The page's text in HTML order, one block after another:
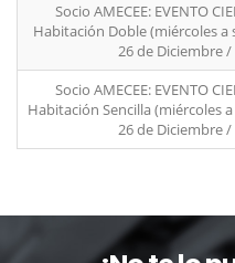
Socio AMECEE: EVENTO
Habitación Doble (miércoles a
26 de Diciembre
Socio AMECEE: EVENTO
Habitación Sencilla (miércoles
26 de Diciembre